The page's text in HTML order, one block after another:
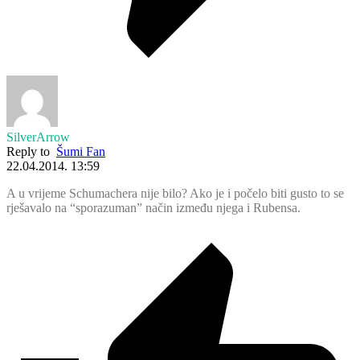
SilverArrow
Reply to Šumi Fan
22.04.2014. 13:59
A u vrijeme Schumachera nije bilo? Ako je i počelo biti gusto to se
rješavalo na “sporazuman” način između njega i Rubensa.